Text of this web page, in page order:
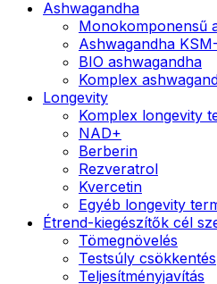
Ashwagandha
Monokomponensű
Ashwagandha
BIO ashwagandha
Komplex
Longevity
Komplex longevity
NAD+
Berberin
Rezveratrol
Kvercetin
Egyéb longevity
Étrend-kiegészítők cél
Tömegnövelés
Testsúly csökkentés
Teljesítményjavítás